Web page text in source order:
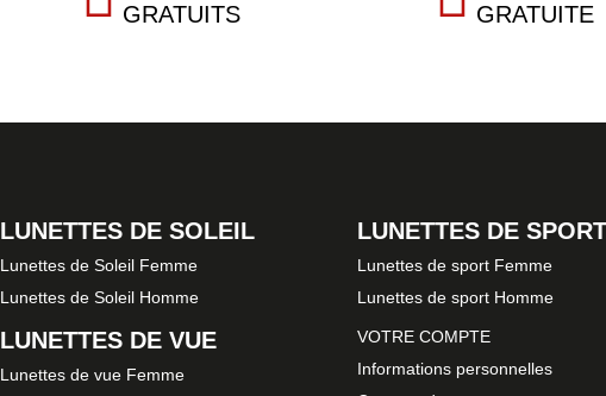
GRATUITS
GRATUITE
LUNETTES DE SOLEIL
Lunettes de Soleil Femme
Lunettes de Soleil Homme
LUNETTES DE VUE
Lunettes de vue Femme
LUNETTES DE SPORT
Lunettes de sport Femme
Lunettes de sport Homme
VOTRE COMPTE
Informations personnelles